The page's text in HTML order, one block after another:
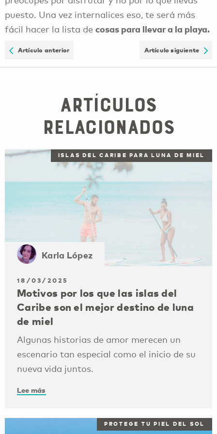
puesto. Una vez internalices eso, te será más
fácil hacer la lista de cosas para llevar a la playa.
Artículo anterior Artículo siguiente
Artículos
relacionados
ISLAS DEL CARIBE PARA LUNA DE MIEL
Karla López
18/03/2025
Motivos por los que las islas del
Caribe son el mejor destino de luna
de miel
Algunas historias de amor merecen un
escenario tan especial como el inicio de su
nueva vida juntos.
Lee más
PROTEGE TU PIEL DEL SOL